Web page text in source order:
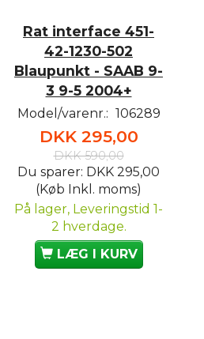
Rat interface 451-
42-1230-502
Blaupunkt - SAAB 9-
3 9-5 2004+
Model/varenr.: 106289
DKK 295,00
DKK 590,00
Du sparer: DKK 295,00
(Køb Inkl. moms)
På lager, Leveringstid 1-
2 hverdage.
LÆG I KURV